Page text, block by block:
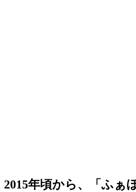
2015年頃から、「ふぁ